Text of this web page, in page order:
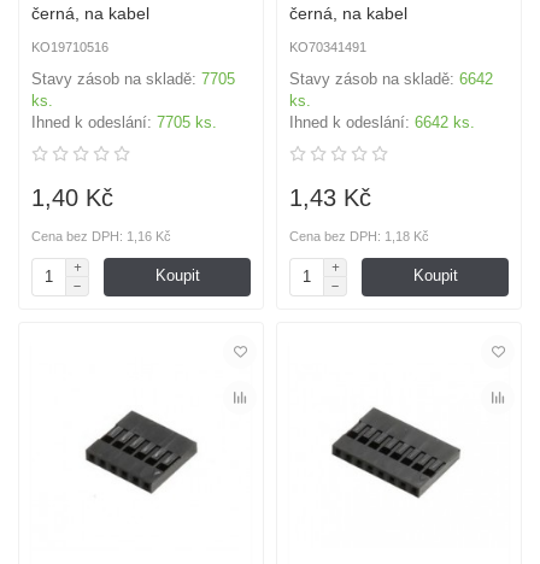
černá, na kabel
KO19710516
Stavy zásob na skladě: 7705
ks.
Ihned k odeslání: 7705 ks.
1,40 Kč
Cena bez DPH: 1,16 Kč
Koupit
černá, na kabel
KO70341491
Stavy zásob na skladě: 6642
ks.
Ihned k odeslání: 6642 ks.
1,43 Kč
Cena bez DPH: 1,18 Kč
Koupit